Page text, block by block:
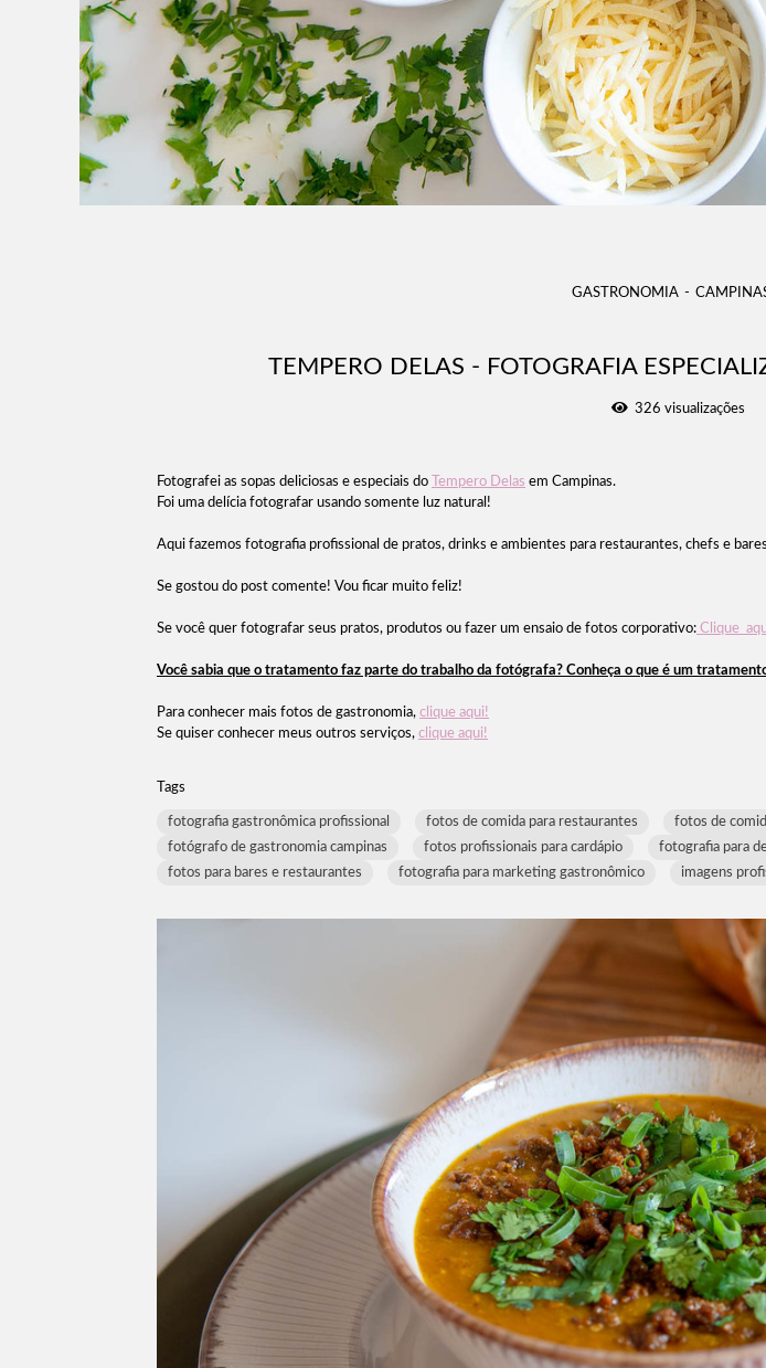
GASTRONOMIA
TEMPERO DELAS - FOTOGRAFIA
326 visualizações
Fotografei as sopas deliciosas e especiais do Tempero Delas em Campinas.
Foi uma delícia fotografar usando somente luz natural!
Aqui fazemos fotografia profissional de pratos, drinks e ambientes para restaurantes, chefs e
Se gostou do post comente! Vou ficar muito feliz!
Se você quer fotografar seus pratos, produtos ou fazer um ensaio de fotos corporativo: Clique
Você sabia que o tratamento faz parte do trabalho da fotógrafa? Conheça o que é um
Para conhecer mais fotos de gastronomia, clique aqui!
Se quiser conhecer meus outros serviços, clique aqui!
Tags
fotografia gastronômica profissional fotos de comida para restaurantes fotos de
fotógrafo de gastronomia campinas
fotos profissionais para cardápio fotografia para
fotos para bares e restaurantes
fotografia para marketing gastronômico imagens